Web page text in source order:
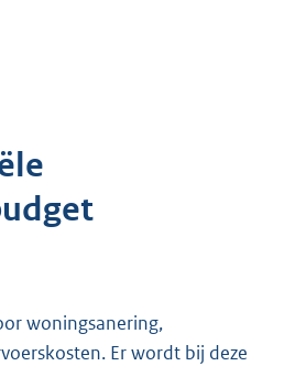
woningsanering,
Er wordt bij deze